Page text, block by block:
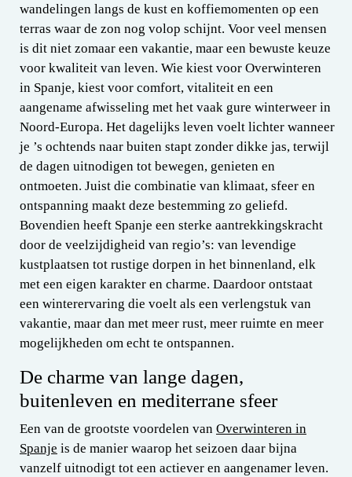
wandelingen langs de kust en koffiemomenten op een
terras waar de zon nog volop schijnt. Voor veel mensen
is dit niet zomaar een vakantie, maar een bewuste keuze
voor kwaliteit van leven. Wie kiest voor Overwinteren
in Spanje, kiest voor comfort, vitaliteit en een
aangename afwisseling met het vaak gure winterweer in
Noord-Europa. Het dagelijks leven voelt lichter wanneer
je ’s ochtends naar buiten stapt zonder dikke jas, terwijl
de dagen uitnodigen tot bewegen, genieten en
ontmoeten. Juist die combinatie van klimaat, sfeer en
ontspanning maakt deze bestemming zo geliefd.
Bovendien heeft Spanje een sterke aantrekkingskracht
door de veelzijdigheid van regio’s: van levendige
kustplaatsen tot rustige dorpen in het binnenland, elk
met een eigen karakter en charme. Daardoor ontstaat
een winterervaring die voelt als een verlengstuk van
vakantie, maar dan met meer rust, meer ruimte en meer
mogelijkheden om echt te ontspannen.
De charme van lange dagen,
buitenleven en mediterrane sfeer
Een van de grootste voordelen van Overwinteren in
Spanje is de manier waarop het seizoen daar bijna
vanzelf uitnodigt tot een actiever en aangenamer leven.